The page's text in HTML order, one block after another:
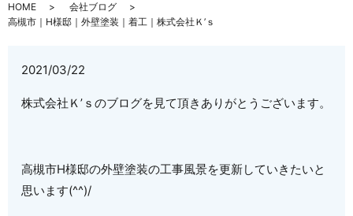
HOME
会社ブログ
高槻市｜H様邸｜外壁塗装｜着工｜株式会社Ｋ’ｓ
2021/03/22
株式会社Ｋ’ｓのブログを見て頂きありがとうございます。
高槻市H様邸の外壁塗装の工事風景を更新していきたいと
思います(^^)/